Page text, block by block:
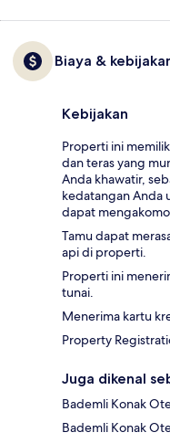
Biaya &
Kebijakan
Properti ini
dan teras yang
Anda khawatir,
kedatangan Anda
dapat
Tamu dapat
api di properti.
Properti ini
tunai.
Menerima kartu
Property
Juga dikenal
Bademli Konak
Bademli Konak